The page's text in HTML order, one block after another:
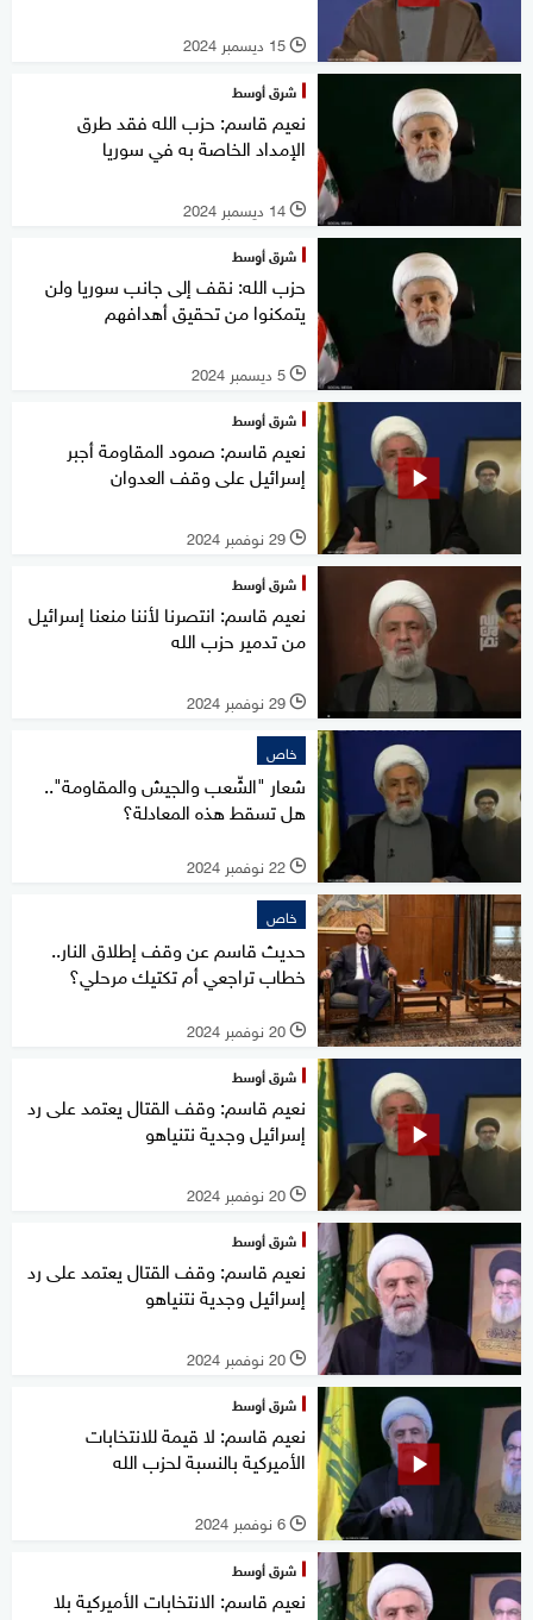
l 15 ديسمبر 2024
شرق أوسط
نعيم قاسم: حزب الله فقد طرق
الإمداد الخاصة به في سوريا
l 14 ديسمبر 2024
شرق أوسط
حزب الله: نقف إلى جانب سوريا ولن
يتمكنوا من تحقيق أهدافهم
l 5 ديسمبر 2024
شرق أوسط
نعيم قاسم: صمود المقاومة أجبر
إسرائيل على وقف العدوان
l 29 نوفمبر 2024
شرق أوسط
نعيم قاسم: انتصرنا لأننا منعنا إسرائيل
من تدمير حزب الله
l 29 نوفمبر 2024
خاص
شعار "الشّعب والجيش والمقاومة"..
هل تسقط هذه المعادلة؟
l 22 نوفمبر 2024
خاص
حديث قاسم عن وقف إطلاق النار..
خطاب تراجعي أم تكتيك مرحلي؟
l 20 نوفمبر 2024
شرق أوسط
نعيم قاسم: وقف القتال يعتمد على رد
إسرائيل وجدية نتنياهو
l 20 نوفمبر 2024
شرق أوسط
نعيم قاسم: وقف القتال يعتمد على رد
إسرائيل وجدية نتنياهو
l 20 نوفمبر 2024
شرق أوسط
نعيم قاسم: لا قيمة للانتخابات
الأميركية بالنسبة لحزب الله
l 6 نوفمبر 2024
شرق أوسط
نعيم قاسم: الانتخابات الأميركية بلا